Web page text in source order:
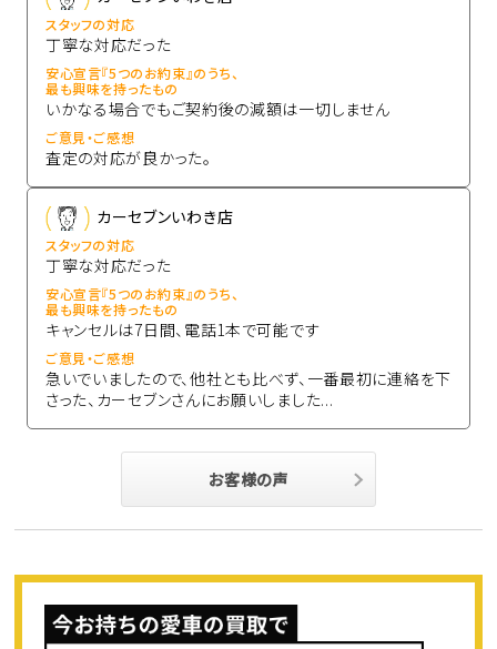
スタッフの対応
丁寧な対応だった
安心宣言『5つのお約束』のうち、
最も興味を持ったもの
いかなる場合でもご契約後の減額は一切しません
ご意見・ご感想
査定の対応が良かった。
カーセブンいわき店
スタッフの対応
丁寧な対応だった
安心宣言『5つのお約束』のうち、
最も興味を持ったもの
キャンセルは7日間、電話1本で可能です
ご意見・ご感想
急いでいましたので、他社とも比べず、一番最初に連絡を下
さった、カーセブンさんにお願いしました...
お客様の声